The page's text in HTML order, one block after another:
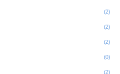
(2)
(2)
(2)
(0)
(2)